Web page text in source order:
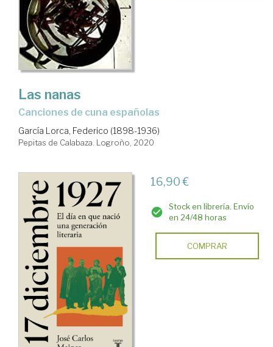
Las nanas
canciones de cuna españolas
García Lorca, Federico (1898-1936)
Pepitas de Calabaza. Logroño, 2020
16,90 €
Stock en librería. Envío
en 24/48 horas
COMPRAR